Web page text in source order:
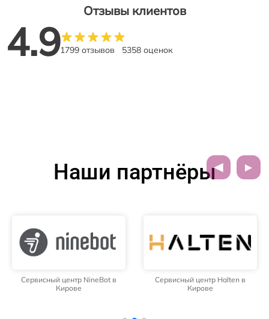
Отзывы клиентов
4.91799 отзывов 5358 оценок
Наши партнёры
Сервисный центр NineBot в
Кирове
Сервисный центр Halten в
Кирове